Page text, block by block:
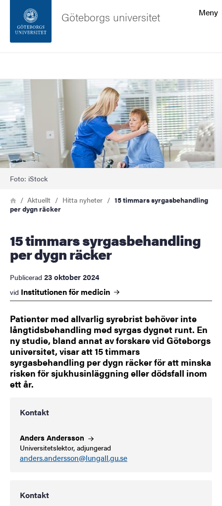
Sidfoten
Om webbplatsen
Meny
Göteborgs universitet
Bild
Foto: iStock
Länkstig
HemAktuellt Hitta nyheter
15 timmars syrgasbehandling
per dygn räcker
15 timmars syrgasbehandling
per dygn räcker
Publicerad 23 oktober 2024
vid Institutionen för medicin
Patienter med allvarlig syrebrist behöver inte
långtidsbehandling med syrgas dygnet runt. En
ny studie, bland annat av forskare vid Göteborgs
universitet, visar att 15 timmars
syrgasbehandling per dygn räcker för att minska
risken för sjukhusinläggning eller dödsfall inom
ett år.
Kontakt
AndersAndersson
Universitetslektor, adjungerad
anders.andersson@lungall.gu.se
Kontakt